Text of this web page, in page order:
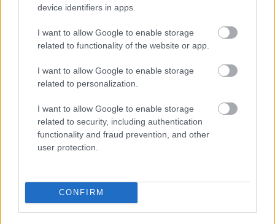
device identifiers in apps.
I want to allow Google to enable storage
related to functionality of the website or app.
I want to allow Google to enable storage
related to personalization.
I want to allow Google to enable storage
related to security, including authentication
functionality and fraud prevention, and other
user protection.
CONFIRM
Ő Kim Kardashian - sziasztok!
Jön még kép!